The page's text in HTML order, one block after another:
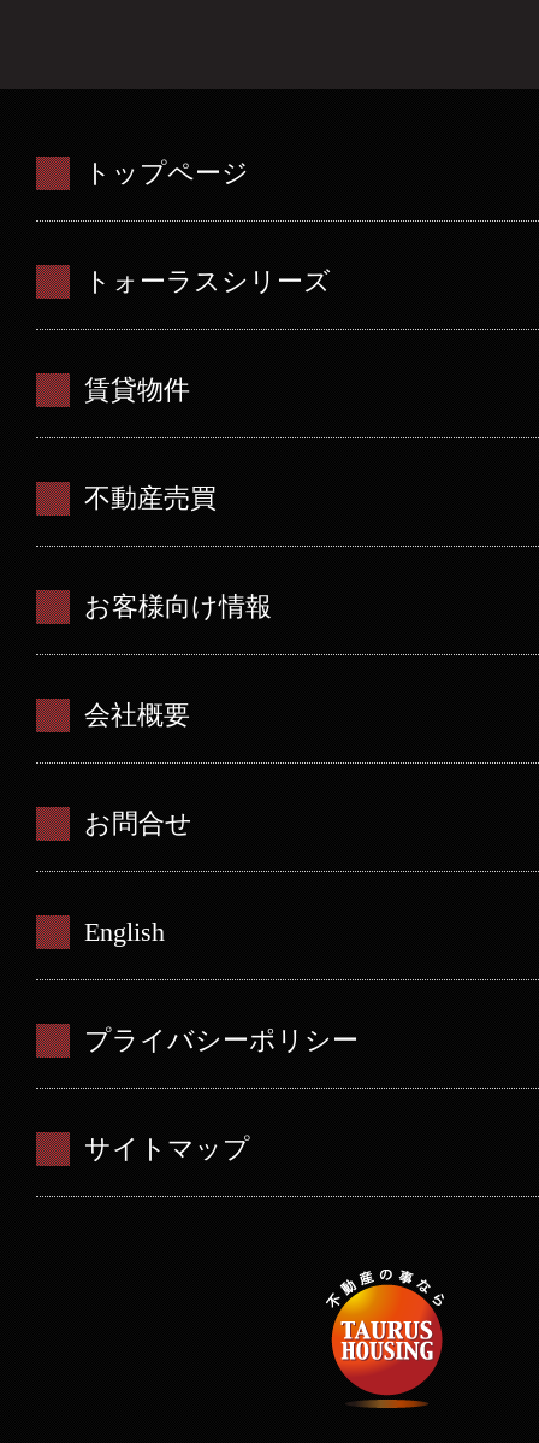
トップページ
トォーラスシリーズ
賃貸物件
不動産売買
お客様向け情報
会社概要
お問合せ
English
プライバシーポリシー
サイトマップ